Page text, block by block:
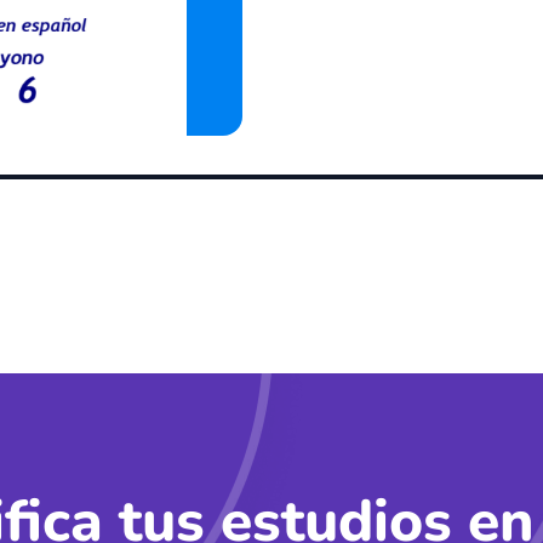
tus estudios